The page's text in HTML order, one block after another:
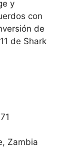
y
con
de
de Shark
Zambia